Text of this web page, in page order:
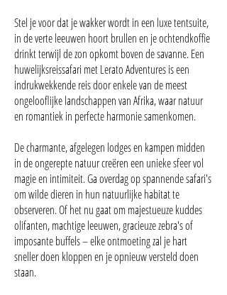
Stel je voor dat je wakker wordt in een luxe tentsuite,
in de verte leeuwen hoort brullen en je ochtendkoffie
drinkt terwijl de zon opkomt boven de savanne. Een
huwelijksreissafari met Lerato Adventures is een
indrukwekkende reis door enkele van de meest
ongelooflijke landschappen van Afrika, waar natuur
en romantiek in perfecte harmonie samenkomen.
De charmante, afgelegen lodges en kampen midden
in de ongerepte natuur creëren een unieke sfeer vol
magie en intimiteit. Ga overdag op spannende safari's
om wilde dieren in hun natuurlijke habitat te
observeren. Of het nu gaat om majestueuze kuddes
olifanten, machtige leeuwen, gracieuze zebra's of
imposante buffels – elke ontmoeting zal je hart
sneller doen kloppen en je opnieuw versteld doen
staan.